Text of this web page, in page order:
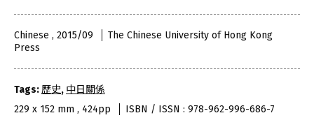
Chinese , 2015/09
The Chinese University of Hong Kong
Press
Tags:歷史, 中日關係
229 x 152 mm , 424pp
ISBN / ISSN : 978-962-996-686-7